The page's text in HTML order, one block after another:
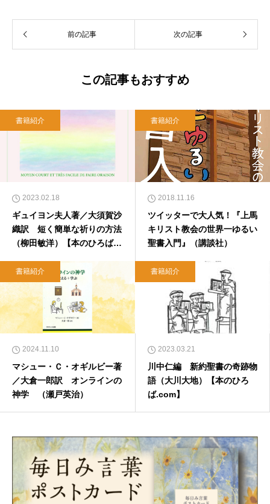
て、雜賀編集工房として独立。
前の記事 次の記事
この記事もおすすめ
書籍紹介
2023.02.18
ギュイヨン夫人著／大須賀沙
織訳 短く簡単な祈りの方法
（柳田敏洋）【本のひろば.c
書籍紹介
2018.11.16
ツイッターで大人気！『上馬
キリスト教会の世界一ゆるい
聖書入門』（講談社）
書籍紹介
2024.11.10
マシュー・Ｃ・オギルビー著
／大倉一郎訳 オンラインの
神学 （瀬戸英治）
書籍紹介
2023.03.21
川中仁編 新約聖書の奇跡物
語（大川大地）【本のひろ
ば.com】